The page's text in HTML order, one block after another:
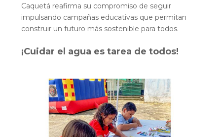
Caquetá reafirma su compromiso de seguir
impulsando campañas educativas que permitan
construir un futuro más sostenible para todos.
¡Cuidar el agua es tarea de todos!